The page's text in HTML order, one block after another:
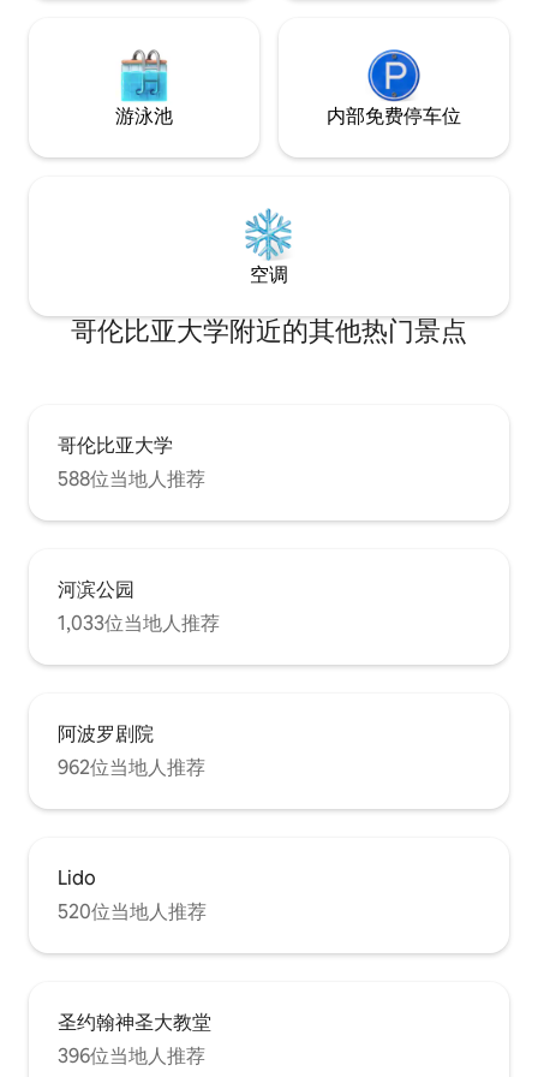
游泳池 内部免费停车位
空调
哥伦比亚大学附近的其他热门景点
哥伦比亚大学
588位当地人推荐
河滨公园
1,033位当地人推荐
阿波罗剧院
962位当地人推荐
Lido
520位当地人推荐
圣约翰神圣大教堂
396位当地人推荐